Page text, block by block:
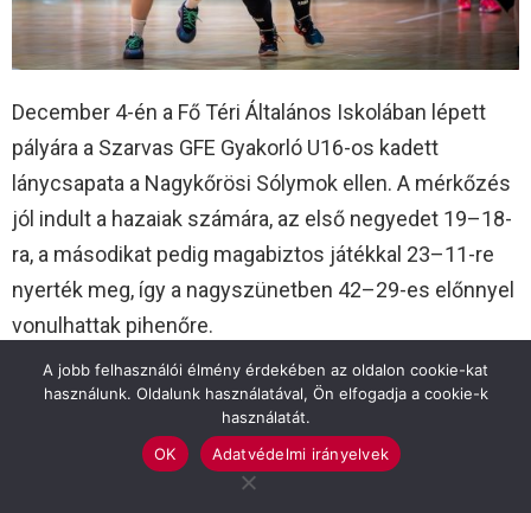
December 4-én a Fő Téri Általános Iskolában lépett
pályára a Szarvas GFE Gyakorló U16-os kadett
lánycsapata a Nagykőrösi Sólymok ellen. A mérkőzés
jól indult a hazaiak számára, az első negyedet 19–18-
ra, a másodikat pedig magabiztos játékkal 23–11-re
nyerték meg, így a nagyszünetben 42–29-es előnnyel
vonulhattak pihenőre.
A fordulás után azonban megváltozott a játék képe. A
vendégek rendezték soraikat, és a harmadik
negyedben 17–8-ra csökkentették a hátrányukat. Az
utolsó játékrészben tovább nőtt a Nagykőrös fölénye,
A jobb felhasználói élmény érdekében az oldalon cookie-kat
használunk. Oldalunk használatával, Ön elfogadja a cookie-k
használatát.
OK
Adatvédelmi irányelvek